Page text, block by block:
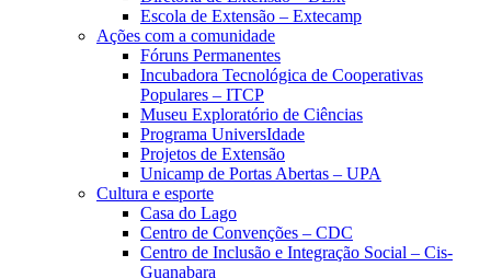
Escola de Extensão – Extecamp
Ações com a comunidade
Fóruns Permanentes
Incubadora Tecnológica de Cooperativas
Populares – ITCP
Museu Exploratório de Ciências
Programa UniversIdade
Projetos de Extensão
Unicamp de Portas Abertas – UPA
Cultura e esporte
Casa do Lago
Centro de Convenções – CDC
Centro de Inclusão e Integração Social – Cis-
Guanabara